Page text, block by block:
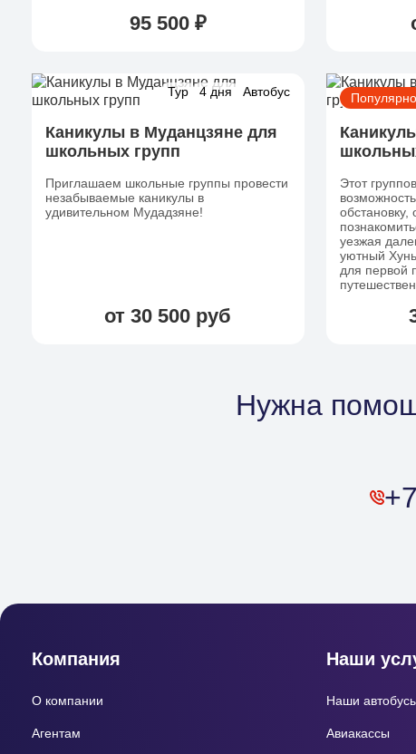
95 500 ₽
Тур 4 дня Автобус
Каникулы в Муданцзяне для
школьных групп
Приглашаем школьные группы провести
незабываемые каникулы в
удивительном Мудадзяне!
от 30 500 руб
Популярно
Этот
обстановку,
уезжая
уютный
для первой
Нужна
Компания
О компании
Агентам
Наши
Наши
Авиакассы